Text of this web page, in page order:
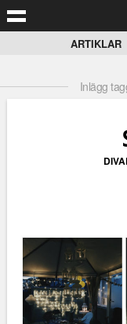
ARTIKLAR
Inlägg